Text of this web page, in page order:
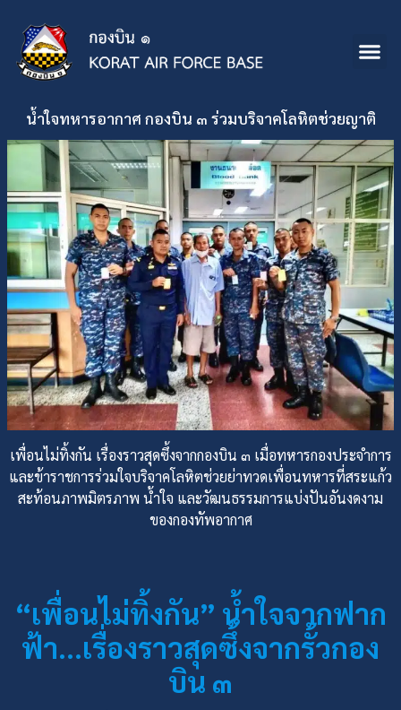
น้ำใจทหารอากาศ กองบิน ๓ ร่วมบริจาคโลหิตช่วยญาติ
เพื่อนไม่ทิ้งกัน เรื่องราวสุดซึ้งจากกองบิน ๓ เมื่อทหารกองประจำการ
และข้าราชการร่วมใจบริจาคโลหิตช่วยย่าทวดเพื่อนทหารที่สระแก้ว
สะท้อนภาพมิตรภาพ น้ำใจ และวัฒนธรรมการแบ่งปันอันงดงาม
ของกองทัพอากาศ
“เพื่อนไม่ทิ้งกัน” น้ำใจจากฟาก
ฟ้า…เรื่องราวสุดซึ้งจากรั้วกอง
บิน ๓